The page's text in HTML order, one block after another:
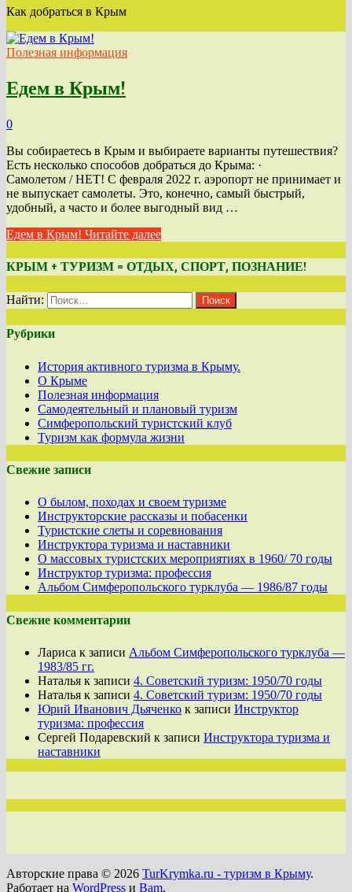
Как добраться в Крым
Полезная информация
Едем в Крым!
0
Вы собираетесь в Крым и выбираете варианты путешествия?
Есть несколько способов добраться до Крыма: ·
Самолетом / НЕТ! С февраля 2022 г. аэропорт не принимает и
не выпускает самолеты. Это, конечно, самый быстрый,
удобный, а часто и более выгодный вид …
Едем в Крым! Читайте далее
КРЫМ + ТУРИЗМ = ОТДЫХ, СПОРТ, ПОЗНАНИЕ!
Найти:
Рубрики
История активного туризма в Крыму.
О Крыме
Полезная информация
Самодеятельный и плановый туризм
Симферопольский туристский клуб
Туризм как формула жизни
Свежие записи
О былом, походах и своем туризме
Инструкторские рассказы и побасенки
Туристские слеты и соревнования
Инструктора туризма и наставники
О массовых туристских мероприятиях в 1960/ 70 годы
Инструктор туризма: профессия
Альбом Симферопольского турклуба — 1986/87 годы
Свежие комментарии
Лариса к записи Альбом Симферопольского турклуба —
1983/85 гг.
Наталья к записи 4. Советский туризм: 1950/70 годы
Наталья к записи 4. Советский туризм: 1950/70 годы
Юрий Иванович Дьяченко к записи Инструктор
туризма: профессия
Сергей Подаревский к записи Инструктора туризма и
наставники
Авторские права © 2026 TurKrymka.ru - туризм в Крыму.
Работает на WordPress и Bam.